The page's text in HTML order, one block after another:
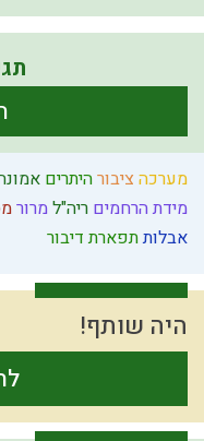
מערכה ציבורהיתרים
מידת הרחמים ריה"למרור
אבלותתפארתדיבור
היה שותף!